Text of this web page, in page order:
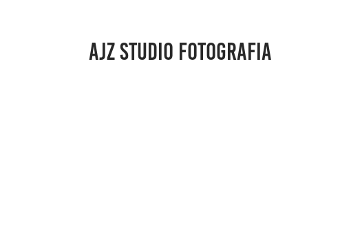
AJZ STUDIO FOTOGRAFIA